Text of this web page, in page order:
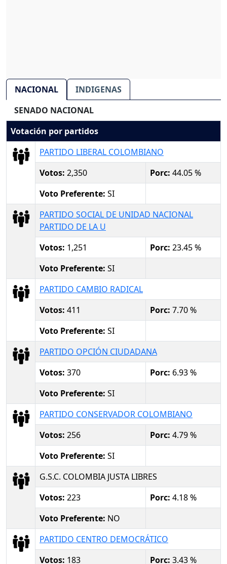
NACIONAL
INDIGENAS
SENADO NACIONAL
Votación por partidos
PARTIDO LIBERAL COLOMBIANO
Votos: 2,350 Porc: 44.05 %
Voto Preferente: SI
PARTIDO SOCIAL DE UNIDAD NACIONAL
PARTIDO DE LA U
Votos: 1,251 Porc: 23.45 %
Voto Preferente: SI
PARTIDO CAMBIO RADICAL
Votos: 411 Porc: 7.70 %
Voto Preferente: SI
PARTIDO OPCIÓN CIUDADANA
Votos: 370 Porc: 6.93 %
Voto Preferente: SI
PARTIDO CONSERVADOR COLOMBIANO
Votos: 256 Porc: 4.79 %
Voto Preferente: SI
G.S.C. COLOMBIA JUSTA LIBRES
Votos: 223 Porc: 4.18 %
Voto Preferente: NO
PARTIDO CENTRO DEMOCRÁTICO
Votos: 183 Porc: 3.43 %